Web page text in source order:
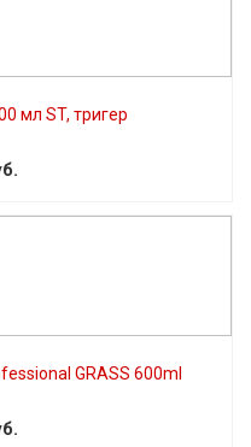
мл ST, тригер
GRASS 600ml